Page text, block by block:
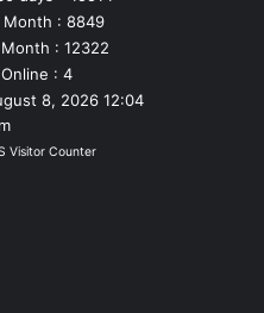
Month : 8849
: 12322
: 4
8, 2026 12:04
Visitor Counter